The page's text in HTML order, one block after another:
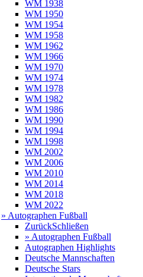
WM 1938
WM 1950
WM 1954
WM 1958
WM 1962
WM 1966
WM 1970
WM 1974
WM 1978
WM 1982
WM 1986
WM 1990
WM 1994
WM 1998
WM 2002
WM 2006
WM 2010
WM 2014
WM 2018
WM 2022
» Autographen Fußball
ZurückSchließen
» Autographen Fußball
Autographen Highlights
Deutsche Mannschaften
Deutsche Stars